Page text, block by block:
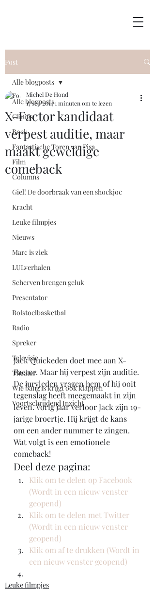
Post
Alle blogposts
Clinics
Boek
Fantastische Toren van Pisa
Film
Columns
Giel! De doorbraak van een shockjoc
Kracht
Leuke filmpjes
Nieuws
Marc is ziek
LULverhalen
Scherven brengen geluk
Presentator
Rolstoelbasketbal
Radio
Spreker
Televisie
Theater
Wie bang is krijgt ook klappen
Voortschrijdend Inzicht
Alle blogposts
X-Factor kandidaat
verpest auditie, maar
maakt geweldige
comeback
Michel De Hond
17 sep 20141 minuten om te lezen
Jack Quickeden doet mee aan X-
Factor. Maar hij verpest zijn auditie.
De juryleden vragen hem of hij ooit
tegenslag heeft meegemaakt in zijn
leven. Vorig jaar verloor Jack zijn 19-
jarige broertje. Hij krijgt de kans
om een ander nummer te zingen.
Wat volgt is een emotionele
comeback!
Deel deze pagina:
Klik om te delen op Facebook
(Wordt in een nieuw venster
geopend)
Klik om te delen met Twitter
(Wordt in een nieuw venster
geopend)
Klik om af te drukken (Wordt in
een nieuw venster geopend)
Leuke filmpjes